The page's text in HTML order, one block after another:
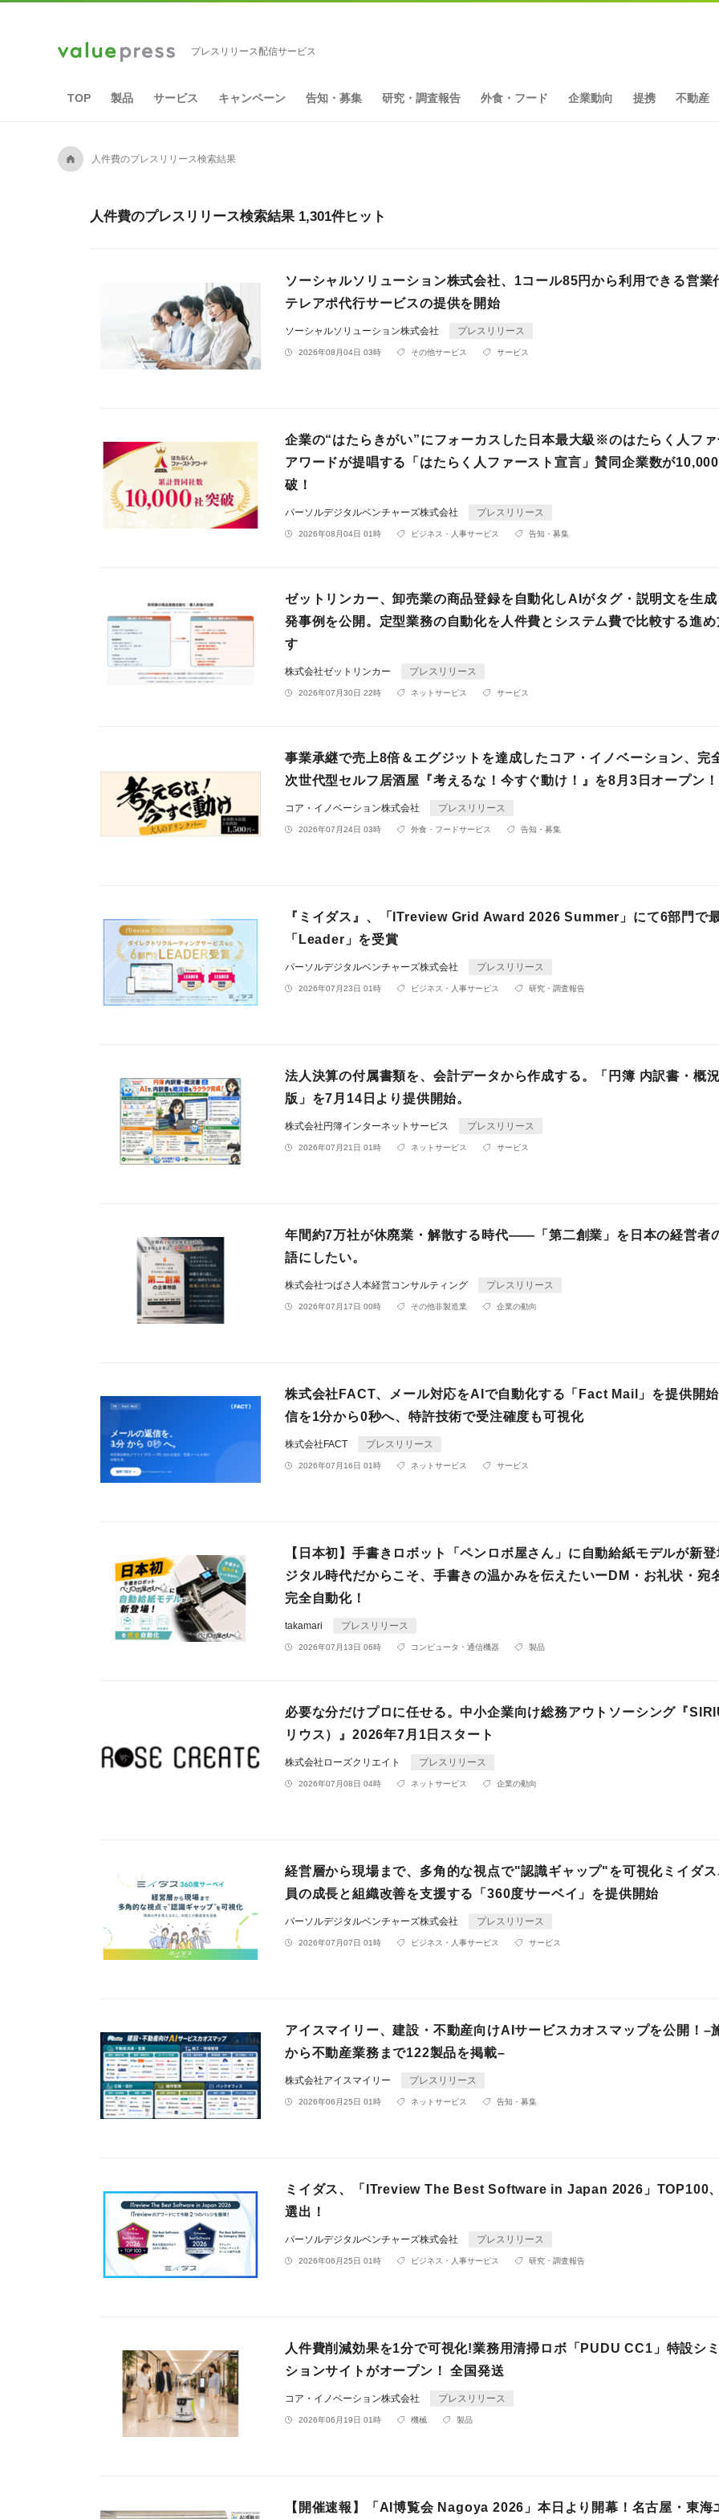
プレスリリース配信サービス
TOP 製品 サービス キャンペーン 告知・募集 研究・調査報告 外食・フード 企業動向 提携 不動産
A 人件費のプレスリリース検索結果
人件費のプレスリリース検索結果 1,301件ヒット
ソーシャルソリューション株式会社、1コール85円から利用できる営業
テレアポ代行サービスの提供を開始
ソーシャルソリューション株式会社 プレスリリース
2026年08月04日 03時 その他サービス サービス
企業の“はたらきがい”にフォーカスした日本最大級※のはたらく人ファ
アワードが提唱する「はたらく人ファースト宣言」賛同企業数が
破！
パーソルデジタルベンチャーズ株式会社 プレスリリース
2026年08月04日 01時 ビジネス・人事サービス 告知・募集
ゼットリンカー、卸売業の商品登録を自動化しAIがタグ・説明文を生成
発事例を公開。定型業務の自動化を人件費とシステム費で比較する進め
す
株式会社ゼットリンカー プレスリリース
2026年07月30日 22時 ネットサービス サービス
事業承継で売上8倍＆エグジットを達成したコア・イノベーション、完
次世代型セルフ居酒屋『考えるな！今すぐ動け！』を8月3日オープン！
コア・イノベーション株式会社 プレスリリース
2026年07月24日 03時 外食・フードサービス 告知・募集
『ミイダス』、「ITreview Grid Award 2026 Summer」にて6部門で
「Leader」を受賞
パーソルデジタルベンチャーズ株式会社 プレスリリース
2026年07月23日 01時 ビジネス・人事サービス 研究・調査報告
法人決算の付属書類を、会計データから作成する。「円簿 内訳書・概
版」を7月14日より提供開始。
株式会社円簿インターネットサービス プレスリリース
2026年07月21日 01時 ネットサービス サービス
年間約7万社が休廃業・解散する時代――「第二創業」を日本の経営者
語にしたい。
株式会社つばさ人本経営コンサルティング プレスリリース
2026年07月17日 00時 その他非製造業 企業の動向
株式会社FACT、メール対応をAIで自動化する「Fact Mail」を提供開
信を1分から0秒へ、特許技術で受注確度も可視化
株式会社FACT プレスリリース
2026年07月16日 01時 ネットサービス サービス
【日本初】手書きロボット「ペンロボ屋さん」に自動給紙モデルが新
ジタル時代だからこそ、手書きの温かみを伝えたいーDM・お礼状・宛
完全自動化！
takamari プレスリリース
2026年07月13日 06時 コンピュータ・通信機器 製品
必要な分だけプロに任せる。中小企業向け総務アウトソーシング『
リウス）』2026年7月1日スタート
株式会社ローズクリエイト プレスリリース
2026年07月08日 04時 ネットサービス 企業の動向
経営層から現場まで、多角的な視点で"認識ギャップ"を可視化ミイダス
員の成長と組織改善を支援する「360度サーベイ」を提供開始
パーソルデジタルベンチャーズ株式会社 プレスリリース
2026年07月07日 01時 ビジネス・人事サービス サービス
アイスマイリー、建設・不動産向けAIサービスカオスマップを公開！–
から不動産業務まで122製品を掲載–
株式会社アイスマイリー プレスリリース
2026年06月25日 01時 ネットサービス 告知・募集
ミイダス、「ITreview The Best Software in Japan 2026」TOP100
選出！
パーソルデジタルベンチャーズ株式会社 プレスリリース
2026年06月25日 01時 ビジネス・人事サービス 研究・調査報告
人件費削減効果を1分で可視化!業務用清掃ロボ「PUDU CC1」特設シ
ションサイトがオープン！ 全国発送
コア・イノベーション株式会社 プレスリリース
2026年06月19日 01時 機械 製品
【開催速報】「AI博覧会 Nagoya 2026」本日より開幕！名古屋・東海